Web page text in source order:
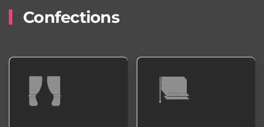
Confections